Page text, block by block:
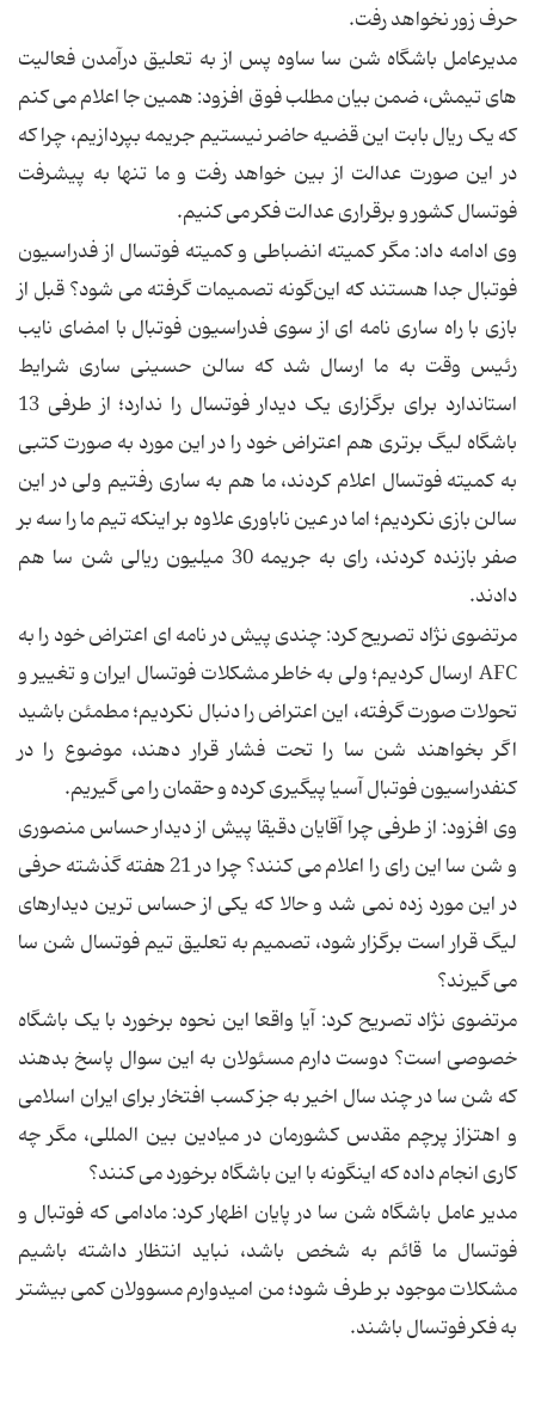
حرف زور نخواهد رفت.
مدیرعامل باشگاه شن سا ساوه پس از به تعلیق درآمدن فعالیت
های تیمش، ضمن بیان مطلب فوق افزود: همین جا اعلام می کنم
که یک ریال بابت این قضیه حاضر نیستیم جریمه بپردازیم، چرا که
در این صورت عدالت از بین خواهد رفت و ما تنها به پیشرفت
فوتسال کشور و برقراری عدالت فکر می کنیم.
وی ادامه داد: مگر کمیته انضباطی و کمیته فوتسال از فدراسیون
فوتبال جدا هستند که این‌گونه تصمیمات گرفته می شود؟ قبل از
بازی با راه ساری نامه ای از سوی فدراسیون فوتبال با امضای نایب
رئیس وقت به ما ارسال شد که سالن حسینی ساری شرایط
استاندارد برای برگزاری یک دیدار فوتسال را ندارد؛ از طرفی 13
باشگاه لیگ برتری هم اعتراض خود را در این مورد به صورت کتبی
به کمیته فوتسال اعلام کردند، ما هم به ساری رفتیم ولی در این
سالن بازی نکردیم؛ اما در عین ناباوری علاوه بر اینکه تیم ما را سه بر
صفر بازنده کردند، رای به جریمه 30 میلیون ریالی شن سا هم
دادند.
مرتضوی نژاد تصریح کرد: چندی پیش در نامه ای اعتراض خود را به
AFC ارسال کردیم؛ ولی به خاطر مشکلات فوتسال ایران و تغییر و
تحولات صورت گرفته، این اعتراض را دنبال نکردیم؛ مطمئن باشید
اگر بخواهند شن سا را تحت فشار قرار دهند، موضوع را در
کنفدراسیون فوتبال آسیا پیگیری کرده و حقمان را می گیریم.
وی افزود: از طرفی چرا آقایان دقیقا پیش از دیدار حساس منصوری
و شن سا این رای را اعلام می کنند؟ چرا در 21 هفته گذشته حرفی
در این مورد زده نمی شد و حالا که یکی از حساس ترین دیدارهای
لیگ قرار است برگزار شود، تصمیم به تعلیق تیم فوتسال شن سا
می گیرند؟
مرتضوی نژاد تصریح کرد: آیا واقعا این نحوه برخورد با یک باشگاه
خصوصی است؟ دوست دارم مسئولان به این سوال پاسخ بدهند
که شن سا در چند سال اخیر به جز کسب افتخار برای ایران اسلامی
و اهتزاز پرچم مقدس کشورمان در میادین بین المللی، مگر چه
کاری انجام داده که اینگونه با این باشگاه برخورد می کنند؟
مدیر عامل باشگاه شن سا در پایان اظهار کرد: مادامی که فوتبال و
فوتسال ما قائم به شخص باشد، نباید انتظار داشته باشیم
مشکلات موجود بر طرف شود؛ من امیدوارم مسوولان کمی بیشتر
به فکر فوتسال باشند.